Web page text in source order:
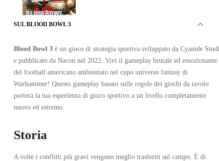
Blood Bowl 3 Imperial Nobility Edition Xbox Series X/S
Account
SUL BLOOD BOWL 3
Blood Bowl 3 è un gioco di strategia sportiva sviluppato da Cyanide
e pubblicato da Nacon nel 2022. Vivi il gameplay brutale ed emozionante
del football americano ambientato nel cupo universo fantasy di
Warhammer! Questo gameplay basato sulle regole dei giochi da tavolo
porterà la tua esperienza di gioco sportivo a un livello completamente
nuovo ed estremo.
Storia
A volte i conflitti più gravi vengono meglio trasferiti sul campo. È di